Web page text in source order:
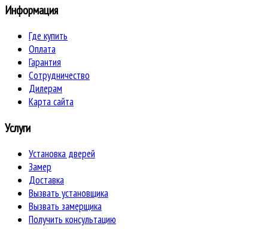
Информация
Где купить
Оплата
Гарантия
Сотрудничество
Дилерам
Карта сайта
Услуги
Установка дверей
Замер
Доставка
Вызвать установщика
Вызвать замерщика
Получить консультацию